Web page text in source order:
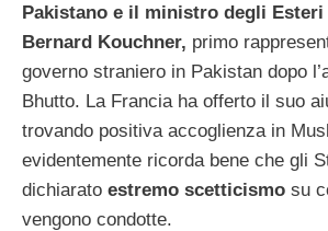
Pakistano e il ministro degli Esteri
Bernard Kouchner, primo
governo straniero in Pakistan dopo
Bhutto. La Francia ha offerto il suo
trovando positiva accoglienza in
evidentemente ricorda bene che gli
dichiarato estremo scetticismo su
vengono condotte.